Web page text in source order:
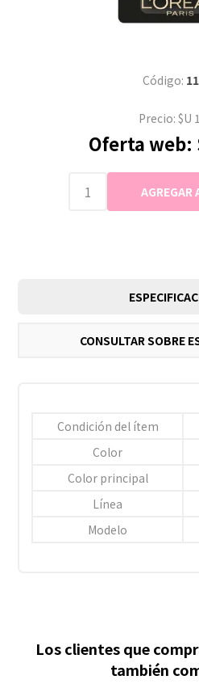
Código:
Precio: $U
Oferta web:
CONSULTAR SOBRE
Condición del ítem
Color
Color principal
Línea
Modelo
Los clientes que
también